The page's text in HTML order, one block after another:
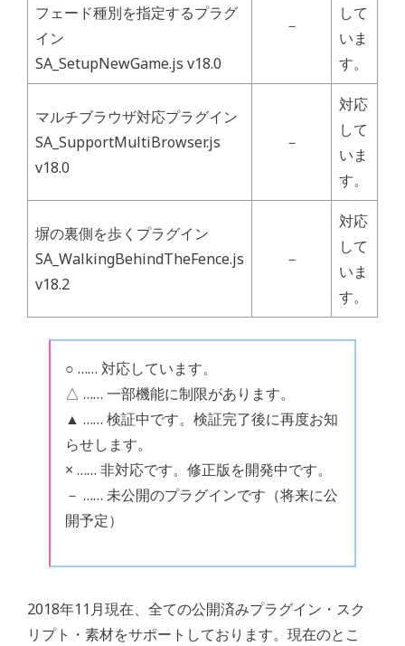
フェード種別を指定するプラグ
イン
SA_SetupNewGame.js v18.0
－
して
いま
す。
マルチブラウザ対応プラグイン
SA_SupportMultiBrowser.js
v18.0
－
対応
して
いま
す。
塀の裏側を歩くプラグイン
SA_WalkingBehindTheFence.js
v18.2
－
対応
して
いま
す。
○ …… 対応しています。
△ …… 一部機能に制限があります。
▲ …… 検証中です。検証完了後に再度お知
らせします。
× …… 非対応です。修正版を開発中です。
－ …… 未公開のプラグインです（将来に公
開予定）
2018年11月現在、全ての公開済みプラグイン・スク
リプト・素材をサポートしております。現在のとこ